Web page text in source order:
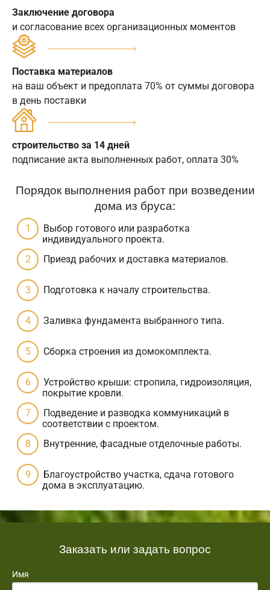
Заключение договора
и согласование всех организационных моментов
Поставка материалов
на ваш объект и предоплата 70% от суммы договора
в день поставки
строительство за 14 дней
подписание акта выполненных работ, оплата 30%
Порядок выполнения работ при возведении
дома из бруса:
Выбор готового или разработка
индивидуального проекта.
Приезд рабочих и доставка материалов.
Подготовка к началу строительства.
Заливка фундамента выбранного типа.
Сборка строения из домокомплекта.
Устройство крыши: стропила, гидроизоляция,
покрытие кровли.
Подведение и разводка коммуникаций в
соответствии с проектом.
Внутренние, фасадные отделочные работы.
Благоустройство участка, сдача готового
дома в эксплуатацию.
Заказать или задать вопрос
Имя